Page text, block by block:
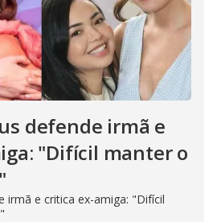
defende irmã e
"Difícil manter o
irmã e critica ex-amiga: "Difícil